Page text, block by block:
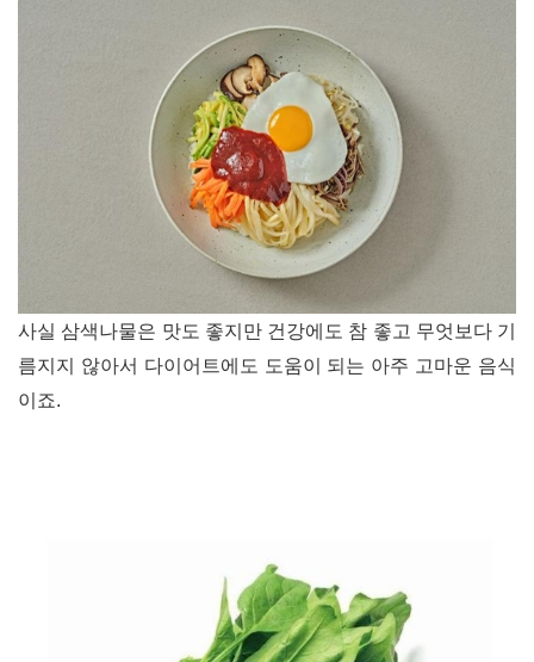
사실 삼색나물은 맛도 좋지만 건강에도 참 좋고 무엇보다 기
름지지 않아서 다이어트에도 도움이 되는 아주 고마운 음식
이죠.